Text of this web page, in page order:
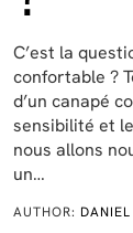
C’est la
confortable ?
d’un canapé
sensibilité et
nous allons
un…
AUTHOR: DANIEL